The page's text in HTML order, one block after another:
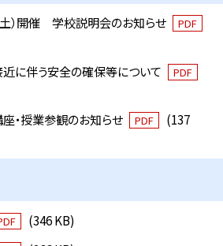
土）開催 学校説明会のお知らせ PDF
に伴う安全の確保等について
PDF
・授業参観のお知らせ
PDF
(137
(346 KB)